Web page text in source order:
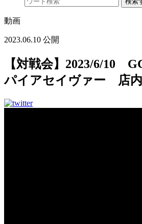
動画
2023.06.10 公開
【対戦会】2023/6/10
パイアセイヴァー 店